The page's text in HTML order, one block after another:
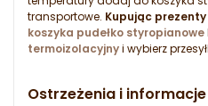
transportowe. Kupując
koszyka pudełko styropianowe
termoizolacyjnyi wybierz
Ostrzeżenia i